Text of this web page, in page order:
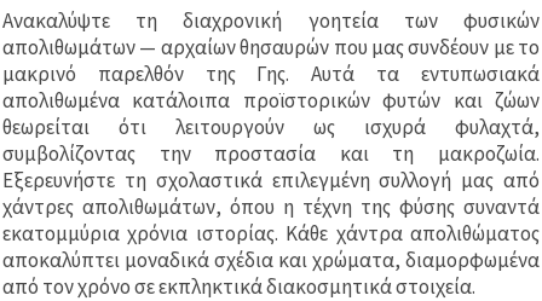
τη σωστή
λειτουργία
του
ιστότοπου,
βελτιώσουμε
την
εμπειρία
σας και, με
τη
συγκατάθεσή
σας, να
αναλύουμε
την
επισκεψιμότητα
Ανακαλύψτε τη διαχρονική γοητεία των φυσικών
απολιθωμάτων — αρχαίων θησαυρών που μας συνδέουν με το
μακρινό παρελθόν της Γης. Αυτά τα εντυπωσιακά
απολιθωμένα κατάλοιπα προϊστορικών φυτών και ζώων
θεωρείται ότι λειτουργούν ως ισχυρά φυλαχτά,
συμβολίζοντας την προστασία και τη μακροζωία.
Εξερευνήστε τη σχολαστικά επιλεγμένη συλλογή μας από
χάντρες απολιθωμάτων, όπου η τέχνη της φύσης συναντά
εκατομμύρια χρόνια ιστορίας. Κάθε χάντρα απολιθώματος
αποκαλύπτει μοναδικά σχέδια και χρώματα, διαμορφωμένα
από τον χρόνο σε εκπληκτικά διακοσμητικά στοιχεία.